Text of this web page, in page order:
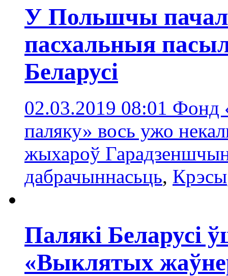
У Польшчы
пасхальныя
Беларусі
02.03.2019 08:01 Фонд
паляку» вось ужо
жыхароў
дабрачыннасьць, Крэсы
Палякі Беларусі
«Выклятых